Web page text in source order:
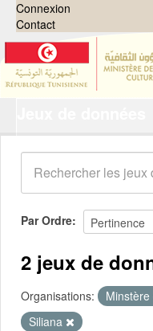
Connexion
Contact
Organisations
Groupes
Demandes 0
À propos
Par Ordre
2 jeux de
Organisations:
Siliana